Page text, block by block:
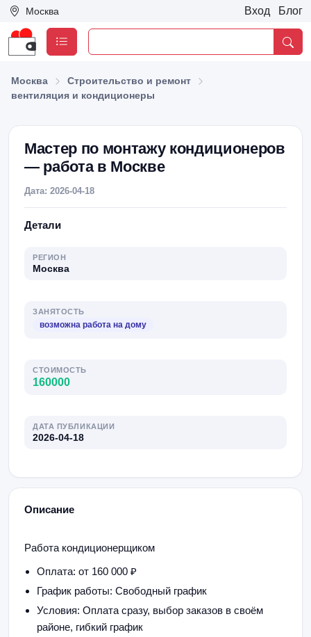
Москва Вход Блог
Москва
Строительство и ремонт
вентиляция и кондиционеры
Мастер по монтажу кондиционеров
— работа в Москве
Дата: 2026-04-18
Детали
РЕГИОН
Москва
ЗАНЯТОСТЬ
возможна работа на дому
СТОИМОСТЬ
160000
ДАТА ПУБЛИКАЦИИ
2026-04-18
Описание
Работа кондиционерщиком
Оплата: от 160 000 ₽
График работы: Свободный график
Условия: Оплата сразу, выбор заказов в своём
районе, гибкий график